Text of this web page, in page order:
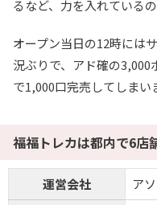
るなど、力を入れている
オープン当日の12時には
況ぶりで、アド確の
で1,000口完売してしまい
福福トレカは都内で6店
運営会社
ア